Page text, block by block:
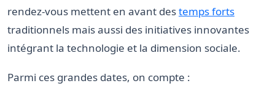
rendez-vous mettent en avant destemps forts
traditionnels mais aussi des initiatives innovantes
intégrant la technologie et la dimension sociale.
Parmi ces grandes dates, on compte :